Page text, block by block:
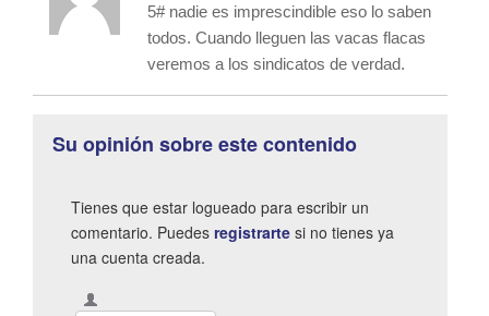
5# nadie es imprescindible eso lo saben
todos. Cuando lleguen las vacas flacas
veremos a los sindicatos de verdad.
Su opinión sobre este contenido
Tienes que estar logueado para escribir un
comentario. Puedes registrarte si no tienes ya
una cuenta creada.